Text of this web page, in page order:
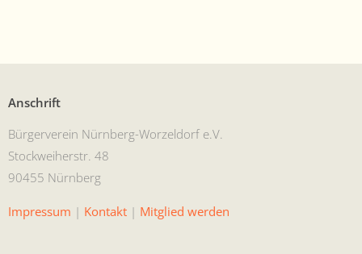
Anschrift
Bürg­ervere­in Nürn­berg-Worzel­dorf e.V.
Stock­wei­her­str. 48
90455 Nürnberg
Impres­sum | Kon­takt | Mit­glied werden